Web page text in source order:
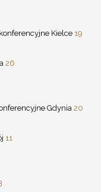
Kielce 19
26
Gdynia 20
11